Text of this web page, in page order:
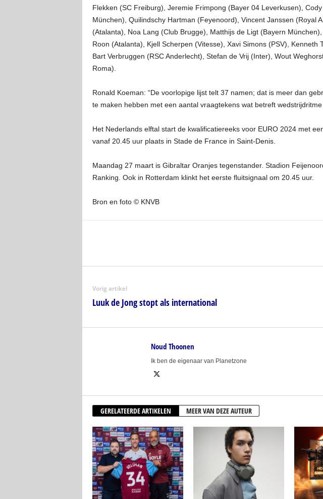
Flekken (SC Freiburg), Jeremie Frimpong (Bayer 04 Leverkusen),
München), Quilindschy Hartman (Feyenoord), Vincent Janssen (Royal
(Atalanta), Noa Lang (Club Brugge), Matthijs de Ligt (Bayern
Roon (Atalanta), Kjell Scherpen (Vitesse), Xavi Simons (PSV),
Bart Verbruggen (RSC Anderlecht), Stefan de Vrij (Inter), Wout
Roma).
Ronald Koeman: “De voorlopige lijst telt 37 namen; dat is meer dan
te maken hebben met een aantal vraagtekens wat betreft wedstrijdritme
Het Nederlands elftal start de kwalificatiereeks voor EURO 2024 met
vanaf 20.45 uur plaats in Stade de France in Saint-Denis.
Maandag 27 maart is Gibraltar Oranjes tegenstander. Stadion
Ranking. Ook in Rotterdam klinkt het eerste fluitsignaal om 20.45 uur.
Bron en foto © KNVB
Vorig artikel
Luuk de Jong stopt als international
Noud Thoonen
Ik ben de eigenaar van Planetzone
GERELATEERDE ARTIKELEN MEER VAN DEZE AUTEUR